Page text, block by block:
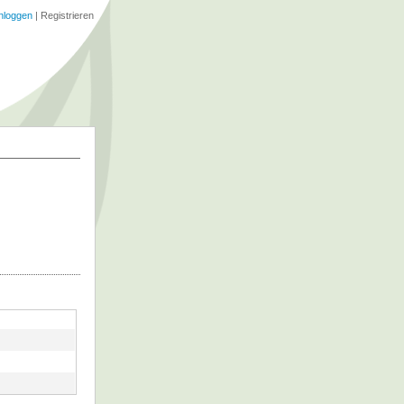
| Registrieren